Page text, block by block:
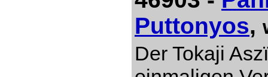
Puttonyos,
Der Tokaji